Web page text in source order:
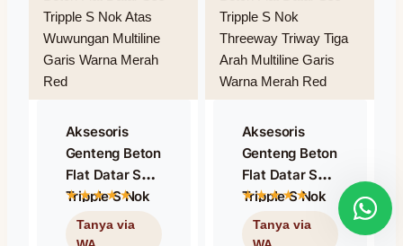
Aksesoris
Genteng Beton
Flat Datar SSS
Tripple S Nok
Atas
Wuwungan
Aksesoris
Genteng Beton
Flat Datar SSS
Tripple S Nok
Threeway
Triway Tiga